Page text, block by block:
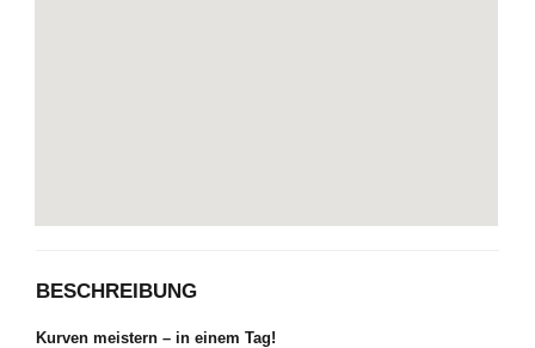
BESCHREIBUNG
Kurven meistern – in einem Tag!